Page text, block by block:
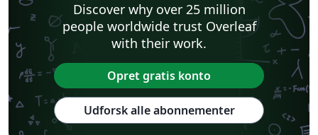
Discover why over 25 million
people worldwide trust Overleaf
with their work.
Opret gratis konto
Udforsk alle abonnementer